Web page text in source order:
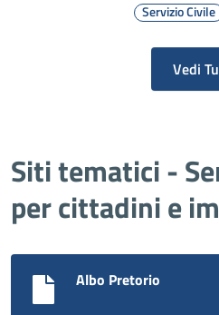
Servizio Civile
Vedi
Siti tematici -
per cittadini e
Albo Pretorio